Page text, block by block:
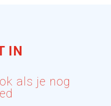
IN
als je nog